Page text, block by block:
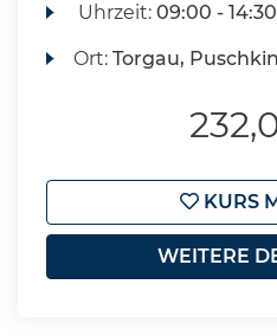
Uhrzeit:09:00 -
Ort:Torgau,
KURS
WEITERE